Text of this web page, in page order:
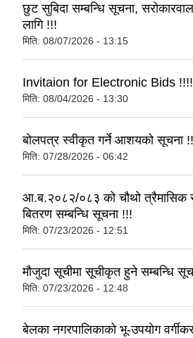
छुट सुबिदा सम्बन्धि सूचना,
लागि !!!
मिति: 08/07/2026 - 13:15
Invitaion for Electronic Bids !!!!
मिति: 08/04/2026 - 13:30
बोलपत्र स्वीकृत गर्ने आशयको सूचना
मिति: 07/28/2026 - 06:42
आ.ब.२०८२/०८३ को चौथो त्रैमासिक
बितरण सम्बन्धि सूचना !!!
मिति: 07/23/2026 - 12:51
मौजुदा सूचीमा सूचीकृत हुने सम्बन्धि
मिति: 07/23/2026 - 12:48
बेलका नगरपालिकाको भू-उपयोग